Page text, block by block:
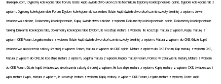
drukreplik.com, Dyplomy kolekcjonerskie Forum, Gdzie kupić świadectwo ukończenia technikum, Dyplomy kolekcjonerskie opinie, Dyplom kolekcjonerski z
wpisem, Dyplomy kolekcjonerskie Forum, Dyplom kolekcjonerski sprzedam, Gdzie kupić świadectwo ukończenia szkoły średniej z wpisem, Lewe
świadectwa szkolne, Dokumenty kolekcjonerskie, Kupię świadectwo szkolne z wpisem, Dokumenty kolekcjonerskie opinie, Dokumenty kolekcjonerskie
ranking, Drukarnia kolekcjonerska, Dokumenty kolekcjonerskie Dyplom, Ile kosztuje matura z wpisem, Ile kosztuje matura z wpisem, Kupię maturę z
wpisem CKE Forum, Legalna matura z wpisem, Gdzie kupić świadectwo ukończenia szkoły średniej z wpisem, Matura z wpisem do CKE, Gdzie kupić
świadectwo ukończenia szkoły średniej z wpisem Forum, Matura z wpisem do CKE opinie, Matura z wpisem do CKE Forum, Kup maturę z wpisem CKE,
Matura z wpisem do CKE, Ile kosztuje matura z wpisem, Legalna matura z wpisem, Kupno matury Forum, Pomoc w załatwieniu matury, Matura z wpisem
do CKE Forum, Gdzie kupić świadectwo ukończenia szkoły średniej z wpisem, Ile kosztuje matura z wpisem, Kupię maturę z wpisem CKE, świadectwo i
wpis, matura i wpis , matura z wpisem, Ile kosztuje matura z wpisem, Kupię maturę z wpisem CKE Forum, Legalna matura z wpisem, Gdzie kupić